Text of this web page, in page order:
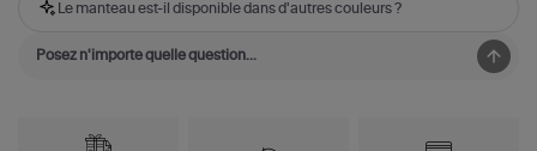
Le manteau est-il disponible dans d'autres couleurs ?